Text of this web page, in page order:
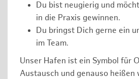
Du bist neugierig und
in die Praxis gewinnen.
Du bringst Dich gerne ein
im Team.
Unser Hafen ist ein Symbol für
Austausch und genauso heißen